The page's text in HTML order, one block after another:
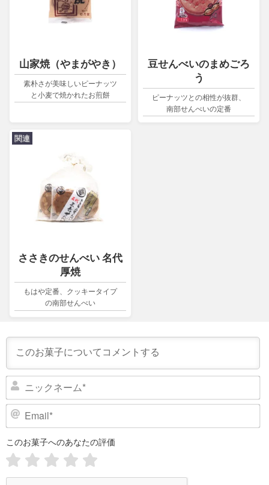
山家焼（やまがやき）
素朴さが美味しいピーナッツ
と小麦で焼かれたお煎餅
豆せんべいのまめごろ
う
ピーナッツとの相性が抜群、
南部せんべいの定番
関連
ささきのせんべい 名代
厚焼
もはや定番、クッキータイプ
の南部せんべい
ニ
ク
E
このお菓子へのあなたの評価